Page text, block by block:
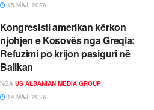
15 MAJ, 2026
Kongresisti amerikan kërkon
njohjen e Kosovës nga Greqia:
Refuzimi po krijon pasiguri në
Ballkan
NGA US ALBANIAN MEDIA GROUP
14 MAJ, 2026